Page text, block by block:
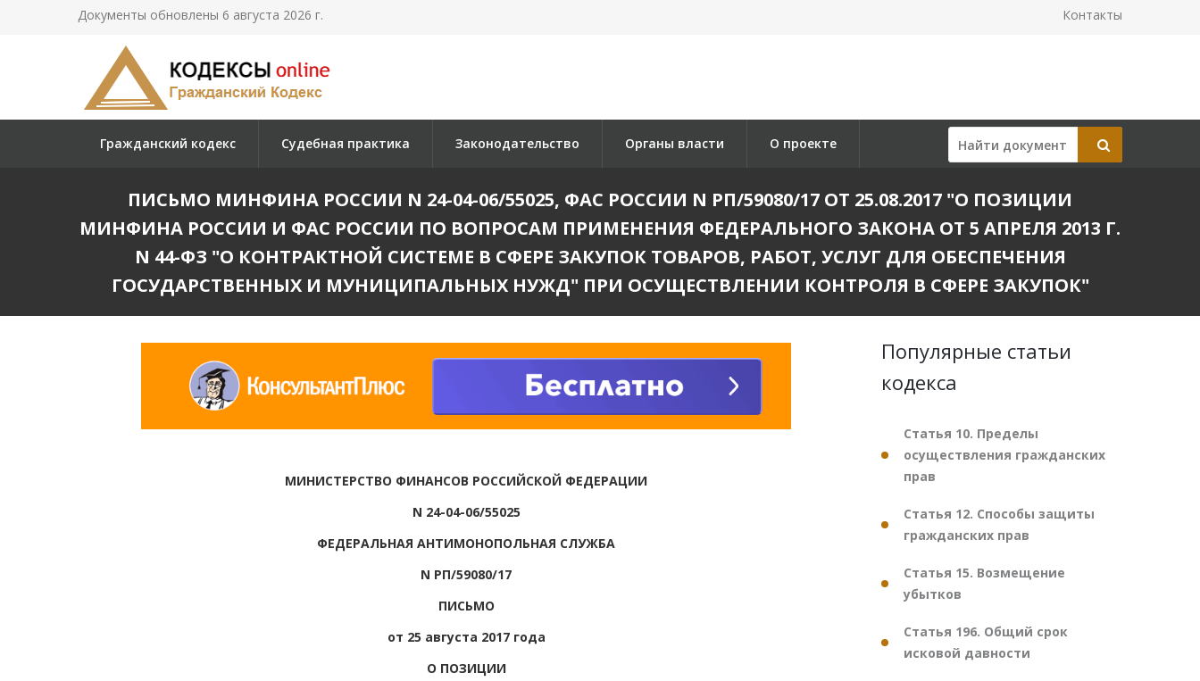
Документы обновлены 6 августа 2026 г. Контакты
Гражданский кодекс Судебная практика Законодательство Органы власти О проекте
ПИСЬМО МИНФИНА РОССИИ N 24-04-06/55025, ФАС РОССИИ N РП/59080/17 ОТ 25.08.2017 "О ПОЗИЦИИ
МИНФИНА РОССИИ И ФАС РОССИИ ПО ВОПРОСАМ ПРИМЕНЕНИЯ ФЕДЕРАЛЬНОГО ЗАКОНА ОТ 5 АПРЕЛЯ 2013 Г.
N 44-ФЗ "О КОНТРАКТНОЙ СИСТЕМЕ В СФЕРЕ ЗАКУПОК ТОВАРОВ, РАБОТ, УСЛУГ ДЛЯ ОБЕСПЕЧЕНИЯ
ГОСУДАРСТВЕННЫХ И МУНИЦИПАЛЬНЫХ НУЖД" ПРИ ОСУЩЕСТВЛЕНИИ КОНТРОЛЯ В СФЕРЕ ЗАКУПОК"
МИНИСТЕРСТВО ФИНАНСОВ РОССИЙСКОЙ ФЕДЕРАЦИИ
N 24-04-06/55025
ФЕДЕРАЛЬНАЯ АНТИМОНОПОЛЬНАЯ СЛУЖБА
N РП/59080/17
ПИСЬМО
от 25 августа 2017 года
О ПОЗИЦИИ
Популярные статьи
кодекса
Статья 10. Пределы
осуществления гражданских
прав
Статья 12. Способы защиты
гражданских прав
Статья 15. Возмещение
убытков
Статья 196. Общий срок
исковой давности